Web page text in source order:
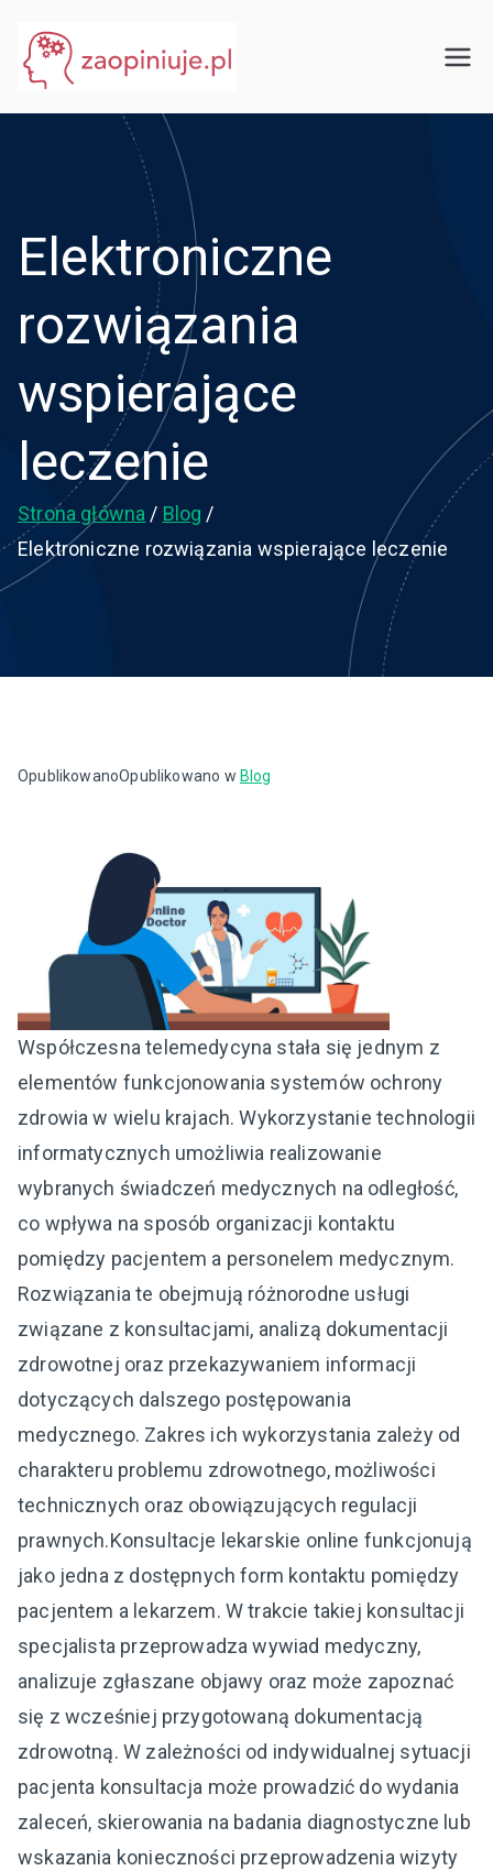
treści
Elektroniczne
rozwiązania
wspierające
leczenie
Strona główna
Blog
Elektroniczne rozwiązania wspierające leczenie
OpublikowanoOpublikowano w Blog
Współczesna telemedycyna stała się jednym z
elementów funkcjonowania systemów ochrony
zdrowia w wielu krajach. Wykorzystanie technologii
informatycznych umożliwia realizowanie
wybranych świadczeń medycznych na odległość,
co wpływa na sposób organizacji kontaktu
pomiędzy pacjentem a personelem medycznym.
Rozwiązania te obejmują różnorodne usługi
związane z konsultacjami, analizą dokumentacji
zdrowotnej oraz przekazywaniem informacji
dotyczących dalszego postępowania
medycznego. Zakres ich wykorzystania zależy od
charakteru problemu zdrowotnego, możliwości
technicznych oraz obowiązujących regulacji
prawnych.Konsultacje lekarskie online funkcjonują
jako jedna z dostępnych form kontaktu pomiędzy
pacjentem a lekarzem. W trakcie takiej konsultacji
specjalista przeprowadza wywiad medyczny,
analizuje zgłaszane objawy oraz może zapoznać
się z wcześniej przygotowaną dokumentacją
zdrowotną. W zależności od indywidualnej sytuacji
pacjenta konsultacja może prowadzić do wydania
zaleceń, skierowania na badania diagnostyczne lub
wskazania konieczności przeprowadzenia wizyty